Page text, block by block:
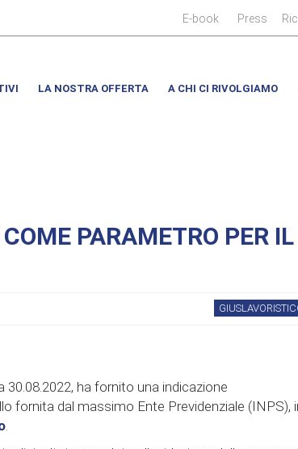
E-book
Press
LA NOSTRA OFFERTA A CHI CI RIVOLGIAMO
PARAMETRO PER IL
ha fornito una indicazione
fornita dal massimo Ente Previdenziale (INPS),
.